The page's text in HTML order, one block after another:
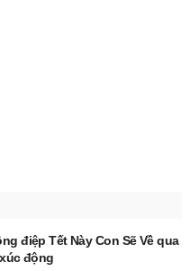
điệp Tết Này Con Sẽ Về qua
động